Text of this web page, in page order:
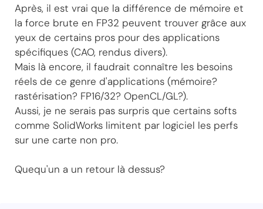
Après, il est vrai que la différence de mémoire et
la force brute en FP32 peuvent trouver grâce aux
yeux de certains pros pour des applications
spécifiques (CAO, rendus divers).
Mais là encore, il faudrait connaître les besoins
réels de ce genre d'applications (mémoire?
rastérisation? FP16/32? OpenCL/GL?).
Aussi, je ne serais pas surpris que certains softs
comme SolidWorks limitent par logiciel les perfs
sur une carte non pro.
Quequ'un a un retour là dessus?